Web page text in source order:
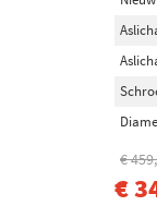
€
€